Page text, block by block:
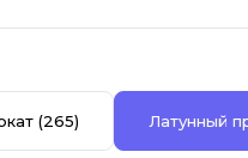
(265) Латунный